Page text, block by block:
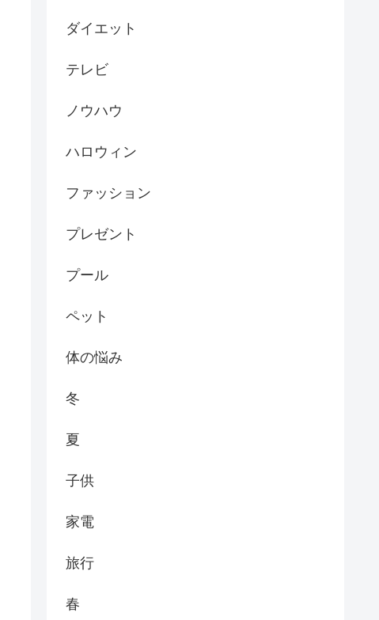
ダイエット
テレビ
ノウハウ
ハロウィン
ファッション
プレゼント
プール
ペット
体の悩み
冬
夏
子供
家電
旅行
春